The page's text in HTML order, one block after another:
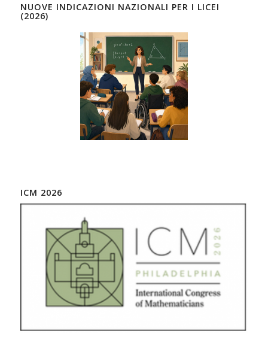
NUOVE INDICAZIONI NAZIONALI PER I LICEI
(2026)
ICM 2026